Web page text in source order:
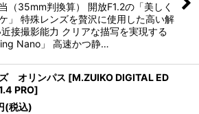
（35mm判換算） 開放F1.2の「美しく
」 特殊レンズを贅沢に使用した高い解
接撮影能力 クリアな描写を実現する
Nano」 高速かつ静…
オリンパス [M.ZUIKO DIGITAL ED
PRO]
(税込)